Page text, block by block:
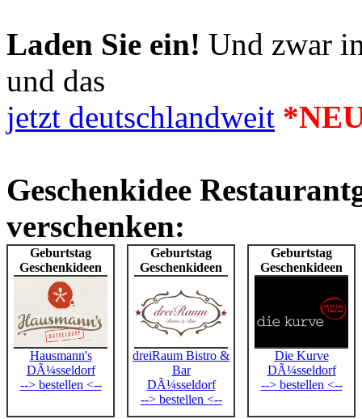
Laden Sie ein! Und zwar
und das
jetzt deutschlandweit
Geschenkidee
verschenken:
Geburtstag
Geschenkideen
Hausmann's
DÃ¼sseldorf
--> bestellen <--
Geburtstag
Geschenkideen
dreiRaum Bistro &
Bar
DÃ¼sseldorf
--> bestellen <--
Geburtstag
Geschenkideen
Die Kurve
DÃ¼sseldorf
--> bestellen <--